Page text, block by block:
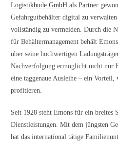
Logistikbude GmbH als Partner
Gefahrgutbehälter digital zu
vollständig zu vermeiden. Durch die
für Behältermanagement behält
über seine hochwertigen
Nachverfolgung ermöglicht nicht nur
eine taggenaue Ausleihe – ein Vorteil,
profitieren.
Seit 1928 steht Emons für ein breites
Dienstleistungen. Mit dem jüngsten
hat das international tätige